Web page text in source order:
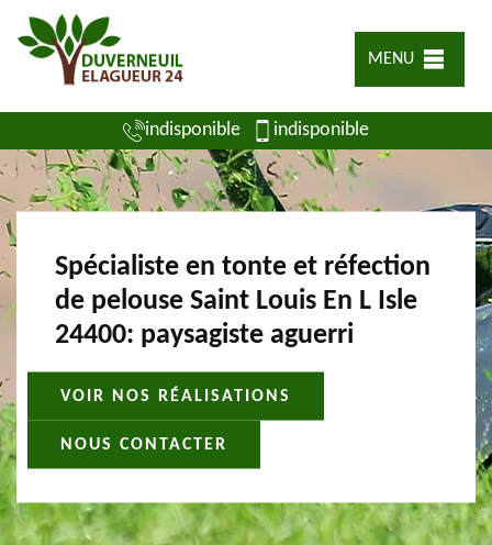
MENU
indisponible indisponible
Spécialiste en tonte et réfection
de pelouse Saint Louis En L Isle
24400: paysagiste aguerri
VOIR NOS RÉALISATIONS
NOUS CONTACTER